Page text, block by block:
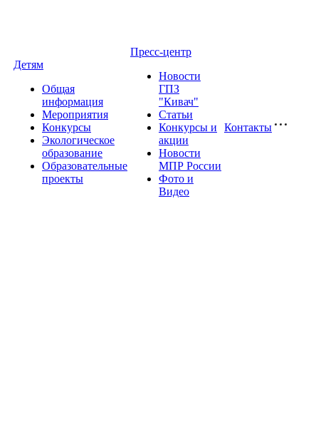
Детям
Общая
информация
Мероприятия
Конкурсы
Экологическое
образование
Образовательные
проекты
Пресс-центр
Новости
ГПЗ
"Кивач"
Статьи
Конкурсы и
акции
Новости
МПР России
Фото и
Видео
Контакты